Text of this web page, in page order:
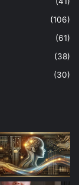
(106)
(61)
(38)
(30)